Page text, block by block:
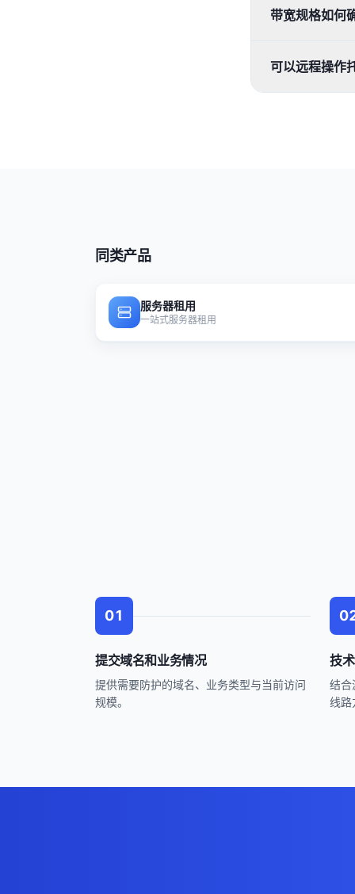
带宽规格如何
可以远程操作
同类产品
服务器租用
一站式服务器租用
01
提交域名和业务情况
提供需要防护的域名、业务类型与当前访问
规模。
技
结合
线路